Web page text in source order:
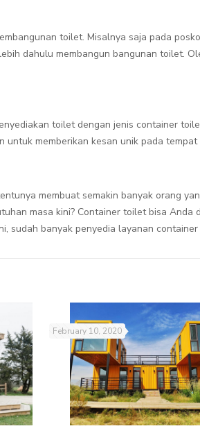
toilet. Misalnya saja pada
dahulu membangun bangunan toilet.
toilet dengan jenis container
memberikan kesan unik pada tempat
membuat semakin banyak orang
masa kini? Container toilet bisa
sudah banyak penyedia layanan
February 10, 2020